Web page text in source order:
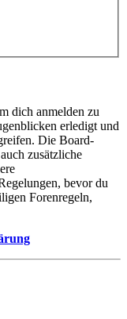
dich anmelden zu
erledigt und
Die Board-
zusätzliche
bevor du
Forenregeln,